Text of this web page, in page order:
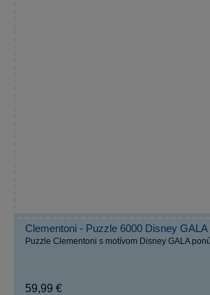
Clementoni - Puzzle 6000 Disney GALA
Puzzle Clementoni s motívom Disney GALA
59,99 €